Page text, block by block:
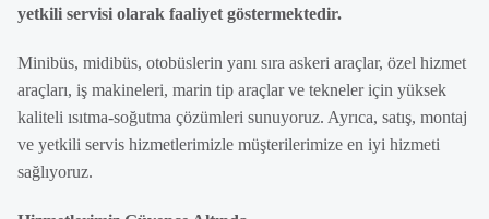
yetkili servisi olarak faaliyet göstermektedir.
Minibüs, midibüs, otobüslerin yanı sıra askeri araçlar, özel hizmet
araçları, iş makineleri, marin tip araçlar ve tekneler için yüksek
kaliteli ısıtma-soğutma çözümleri sunuyoruz. Ayrıca, satış, montaj
ve yetkili servis hizmetlerimizle müşterilerimize en iyi hizmeti
sağlıyoruz.